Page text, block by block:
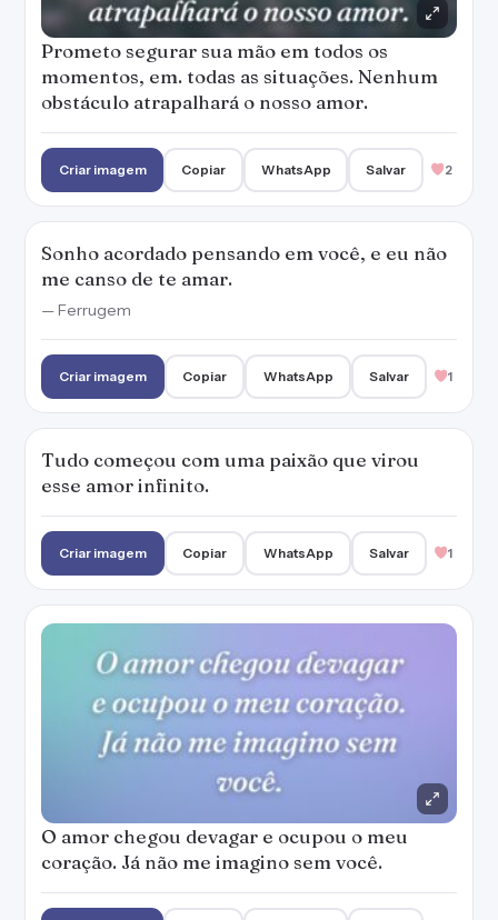
Prometo segurar sua mão em todos os
momentos, em. todas as situações. Nenhum
obstáculo atrapalhará o nosso amor.
Criar imagem Copiar WhatsApp Salvar 2
Sonho acordado pensando em você, e eu não
me canso de te amar.
— Ferrugem
Criar imagem Copiar WhatsApp Salvar 1
Tudo começou com uma paixão que virou
esse amor infinito.
Criar imagem Copiar WhatsApp Salvar 1
O amor chegou devagar e ocupou o meu
coração. Já não me imagino sem você.